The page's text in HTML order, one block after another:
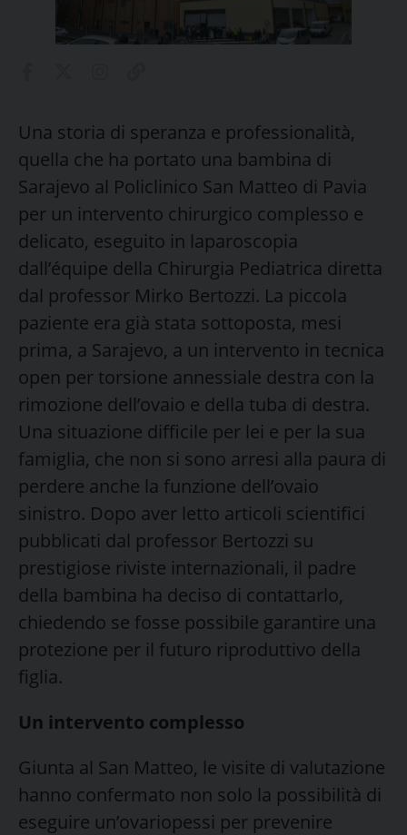
Una storia di speranza e professionalità,
quella che ha portato una bambina di
Sarajevo al Policlinico San Matteo di Pavia
per un intervento chirurgico complesso e
delicato, eseguito in laparoscopia
dall’équipe della Chirurgia Pediatrica diretta
dal professor Mirko Bertozzi. La piccola
paziente era già stata sottoposta, mesi
prima, a Sarajevo, a un intervento in tecnica
open per torsione annessiale destra con la
rimozione dell’ovaio e della tuba di destra.
Una situazione difficile per lei e per la sua
famiglia, che non si sono arresi alla paura di
perdere anche la funzione dell’ovaio
sinistro. Dopo aver letto articoli scientifici
pubblicati dal professor Bertozzi su
prestigiose riviste internazionali, il padre
della bambina ha deciso di contattarlo,
chiedendo se fosse possibile garantire una
protezione per il futuro riproduttivo della
figlia.
Un intervento complesso
Giunta al San Matteo, le visite di valutazione
hanno confermato non solo la possibilità di
eseguire un’ovariopessi per prevenire